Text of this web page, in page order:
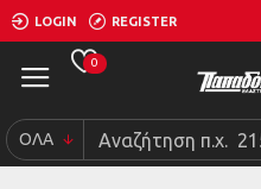
LOGIN REGISTER
0
ΟΛΑ